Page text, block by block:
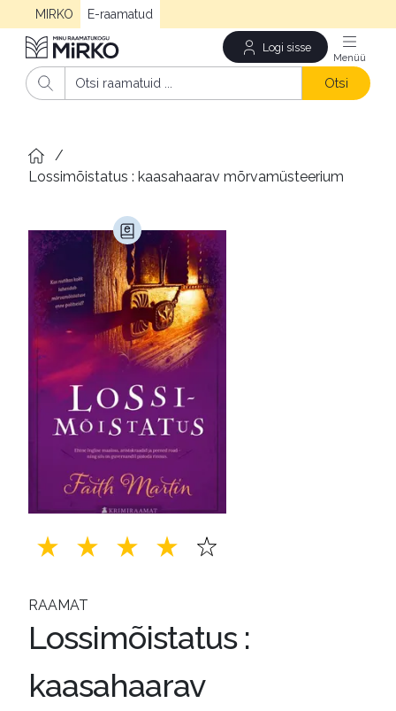
MIRKO E-raamatud
Logi sisse
Otsi
/
Lossimõistatus : kaasahaarav mõrvamüsteerium
RAAMAT
Lossimõistatus :
kaasahaarav